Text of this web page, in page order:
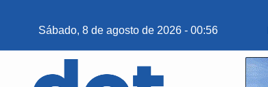
Sábado, 8 de agosto de 2026 - 00:56